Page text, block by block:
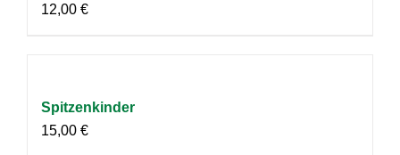
12,00 €
Spitzenkinder
15,00 €